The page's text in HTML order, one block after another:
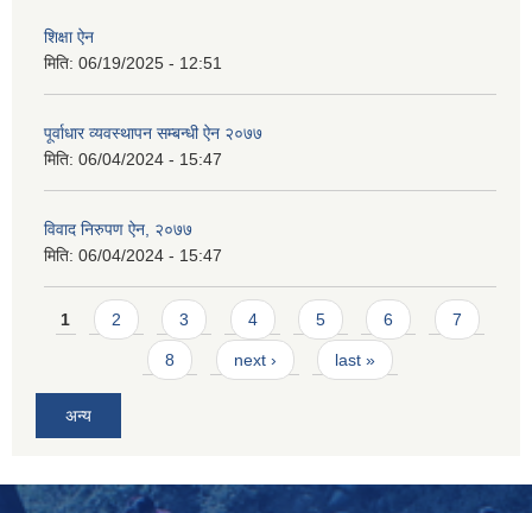
शिक्षा ऐन
मिति: 06/19/2025 - 12:51
पूर्वाधार व्यवस्थापन सम्बन्धी ऐन २०७७
मिति: 06/04/2024 - 15:47
विवाद निरुपण ऐन, २०७७
मिति: 06/04/2024 - 15:47
Pages
1 2 3 4 5 6 7
8 next › last »
अन्य